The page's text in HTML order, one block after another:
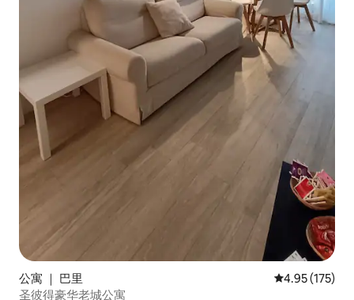
公寓 ｜ 巴里 平均评分 4.95
4.95 (175)
圣彼得豪华老城公寓